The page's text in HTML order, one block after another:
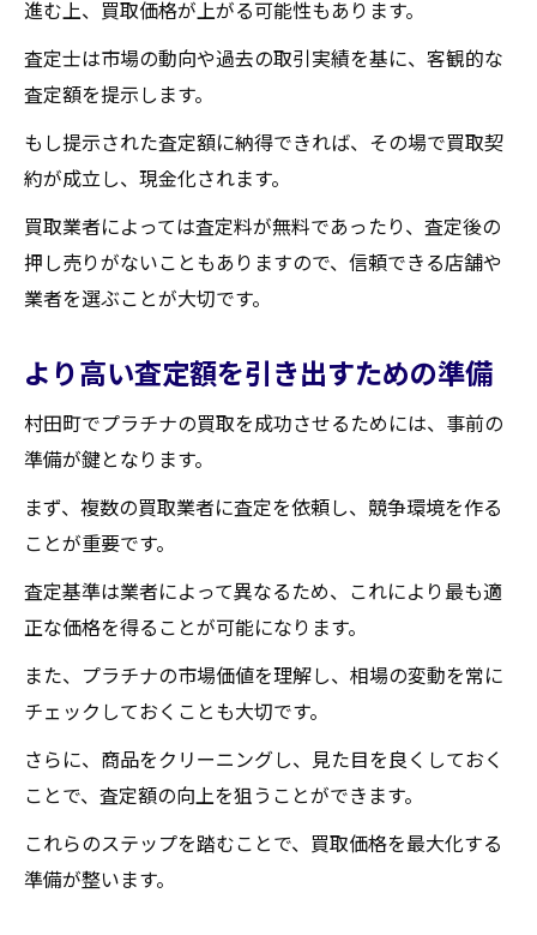
進む上、買取価格が上がる可能性もあります。
査定士は市場の動向や過去の取引実績を基に、客観的な
査定額を提示します。
もし提示された査定額に納得できれば、その場で買取契
約が成立し、現金化されます。
買取業者によっては査定料が無料であったり、査定後の
押し売りがないこともありますので、信頼できる店舗や
業者を選ぶことが大切です。
より高い査定額を引き出すための準備
村田町でプラチナの買取を成功させるためには、事前の
準備が鍵となります。
まず、複数の買取業者に査定を依頼し、競争環境を作る
ことが重要です。
査定基準は業者によって異なるため、これにより最も適
正な価格を得ることが可能になります。
また、プラチナの市場価値を理解し、相場の変動を常に
チェックしておくことも大切です。
さらに、商品をクリーニングし、見た目を良くしておく
ことで、査定額の向上を狙うことができます。
これらのステップを踏むことで、買取価格を最大化する
準備が整います。